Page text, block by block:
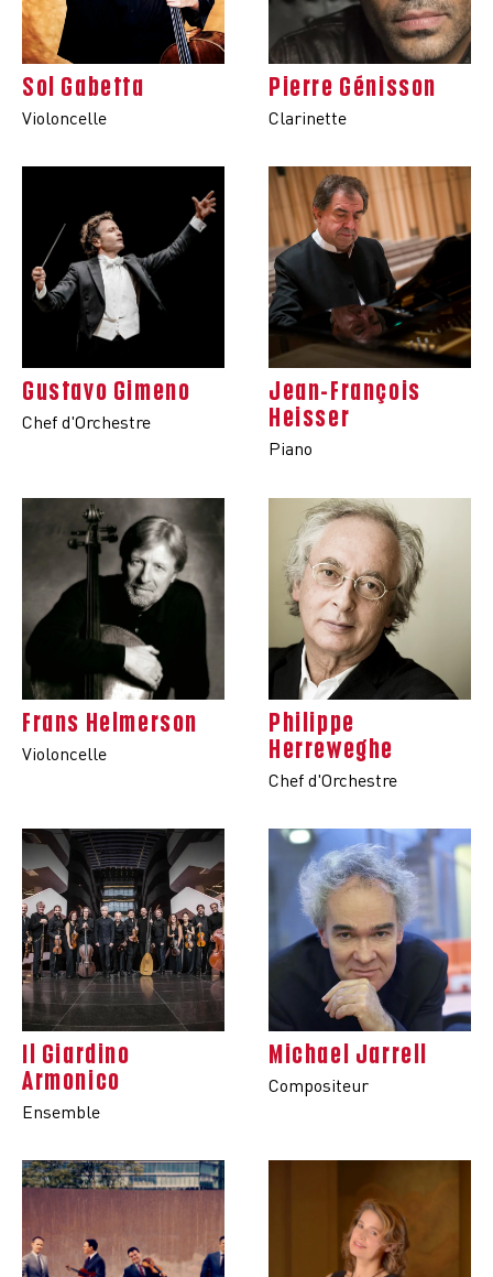
Sol Gabetta
Violoncelle
Pierre Génisson
Clarinette
Gustavo Gimeno
Chef d'Orchestre
Jean-François
Heisser
Piano
Frans Helmerson
Violoncelle
Philippe
Herreweghe
Chef d'Orchestre
Il Giardino
Armonico
Ensemble
Michael Jarrell
Compositeur